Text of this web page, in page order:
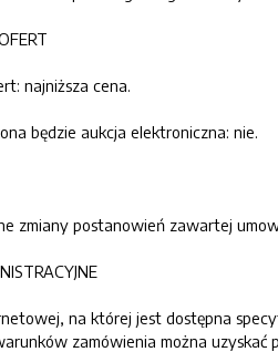
najniższa cena.
będzie aukcja elektroniczna: nie.
zmiany postanowień zawartej
na której jest dostępna
zamówienia można uzyskać